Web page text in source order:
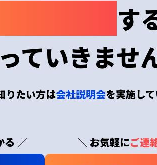
す
ていきませ
りたい方は会社説明会を実施して
る ／ ＼ お気軽にご連